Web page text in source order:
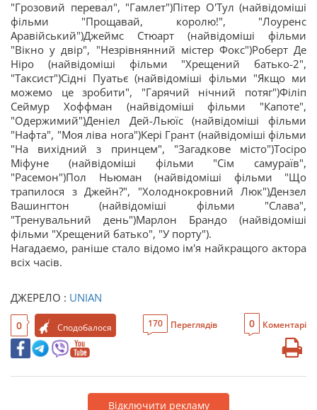
"Грозовий перевал", "Гамлет")Пітер О'Тул (найвідоміші
фільми "Прощавай, королю!", "Лоуренс
Аравійський")Джеймс Стюарт (найвідоміші фільми
"Вікно у двір", "Незрівнянний містер Фокс")Роберт Де
Ніро (найвідоміші фільми "Хрещений батько-2",
"Таксист")Сідні Пуатьє (найвідоміші фільми "Якщо ми
можемо це зробити", "Гарячий нічний потяг")Філіп
Сеймур Хоффман (найвідоміші фільми "Капоте",
"Одержимий")Деніел Дей-Льюїс (найвідоміші фільми
"Нафта", "Моя ліва нога")Кері Грант (найвідоміші фільми
"На вихідний з принцем", "Загадкове місто")Тосіро
Міфуне (найвідоміші фільми "Сім самураїв",
"Расемон")Пол Ньюман (найвідоміші фільми "Що
трапилося з Джейн?", "Холоднокровний Люк")Дензел
Вашингтон (найвідоміші фільми "Слава",
"Тренувальний день")Марлон Брандо (найвідоміші
фільми "Хрещений батько", "У порту").
Нагадаємо, раніше стало відомо ім'я найкращого актора
всіх часів.
ДЖЕРЕЛО : UNIAN
0 Сподобалося 170 Переглядів 0 Коментарі
Відключити рекламу